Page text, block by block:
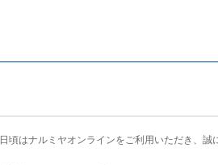
日頃はナルミヤオンラインをご利用いただき、誠